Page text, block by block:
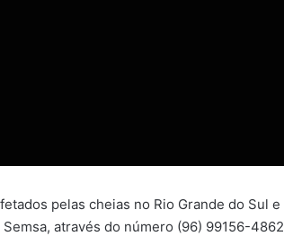
pelas cheias no Rio Grande do Sul e
através do número (96) 99156-4862